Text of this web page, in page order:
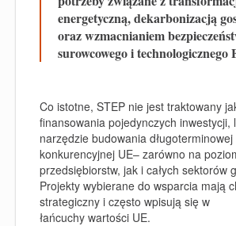
energetyczną, dekarbonizacją
oraz wzmacnianiem
surowcowego i technologicznego
Co istotne, STEP nie jest traktowany
finansowania pojedynczych inwestycji,
narzędzie budowania
konkurencyjnej UE– zarówno na
przedsiębiorstw, jak i całych sektorów
Projekty wybierane do wsparcia mają
strategiczny i często wpisują się w
łańcuchy wartości UE.